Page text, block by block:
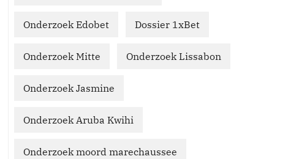
Onderzoek Edobet Dossier 1xBet
Onderzoek Mitte Onderzoek Lissabon
Onderzoek Jasmine
Onderzoek Aruba Kwihi
Onderzoek moord marechaussee